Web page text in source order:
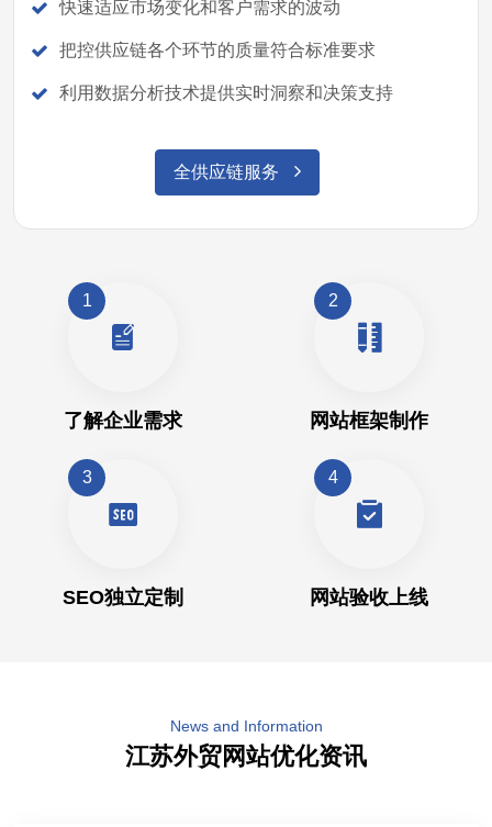
快速适应市场变化和客户需求的波动
把控供应链各个环节的质量符合标准要求
利用数据分析技术提供实时洞察和决策支持
全供应链服务
1
了解企业需求
2
网站框架制作
3
SEO独立定制
4
网站验收上线
News and Information
江苏外贸网站优化资讯